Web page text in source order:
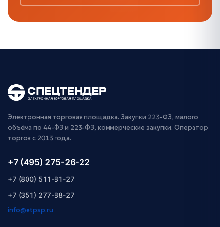
Электронная торговая площадка. Закупки 223-ФЗ, малого
объёма по 44-ФЗ и 223-ФЗ, коммерческие закупки. Оператор
торгов с 2013 года.
+7 (495) 275-26-22
+7 (800) 511-81-27
+7 (351) 277-88-27
info@etpsp.ru